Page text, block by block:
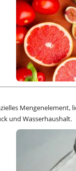
Mengenelement,
und Wasserhaushalt.